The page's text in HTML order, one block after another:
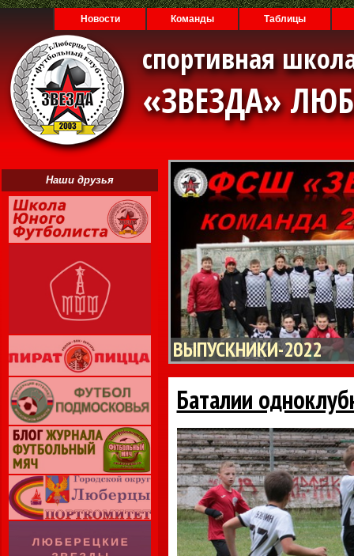
Новости Команды Таблицы
спортивная
«ЗВЕЗДА»
Наши друзья
ВЫПУСКНИКИ-2022
Баталии